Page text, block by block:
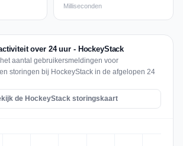
Milliseconden
over 24 uur - HockeyStack
aantal gebruikersmeldingen voor
storingen bij HockeyStack in de afgelopen 24
de HockeyStack storingskaart